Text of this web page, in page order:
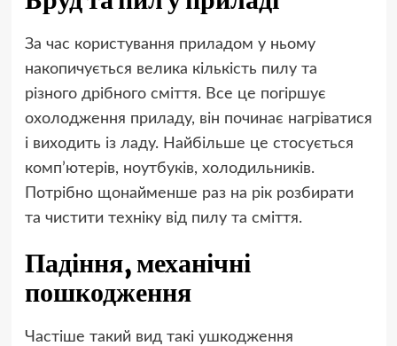
За час користування приладом у ньому
накопичується велика кількість пилу та
різного дрібного сміття. Все це погіршує
охолодження приладу, він починає нагріватися
і виходить із ладу. Найбільше це стосується
комп’ютерів, ноутбуків, холодильників.
Потрібно щонайменше раз на рік розбирати
та чистити техніку від пилу та сміття.
Падіння, механічні
пошкодження
Частіше такий вид такі ушкодження